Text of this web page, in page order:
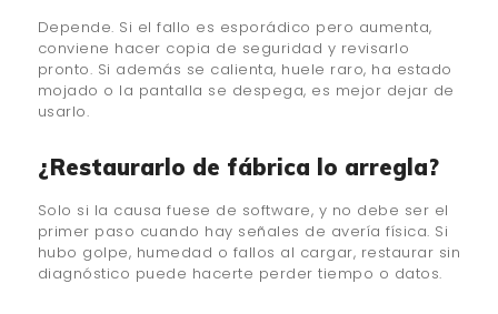
Depende. Si el fallo es esporádico pero aumenta,
conviene hacer copia de seguridad y revisarlo
pronto. Si además se calienta, huele raro, ha estado
mojado o la pantalla se despega, es mejor dejar de
usarlo.
¿Restaurarlo de fábrica lo arregla?
Solo si la causa fuese de software, y no debe ser el
primer paso cuando hay señales de avería física. Si
hubo golpe, humedad o fallos al cargar, restaurar sin
diagnóstico puede hacerte perder tiempo o datos.